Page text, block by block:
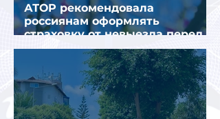
АТОР рекомендовала
россиянам оформлять
страховку от невыезда перед
поездкой в Грецию